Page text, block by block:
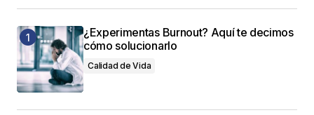
¿Experimentas Burnout? Aquí te decimos
cómo solucionarlo
Calidad de Vida